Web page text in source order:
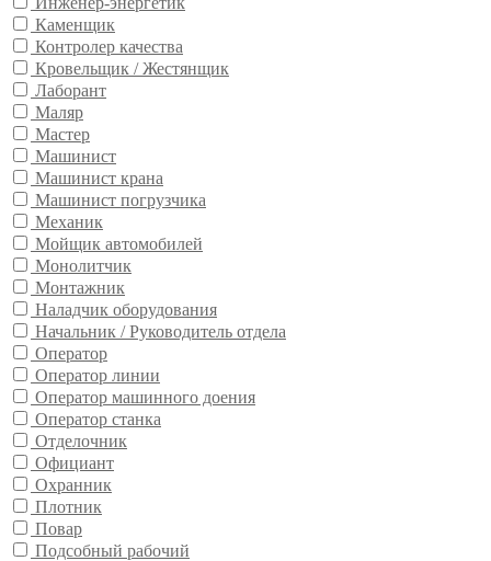
Каменщик
Контролер качества
Кровельщик / Жестянщик
Лаборант
Маляр
Мастер
Машинист
Машинист крана
Машинист погрузчика
Механик
Мойщик автомобилей
Монолитчик
Монтажник
Наладчик оборудования
Начальник / Руководитель отдела
Оператор
Оператор линии
Оператор машинного доения
Оператор станка
Отделочник
Официант
Охранник
Плотник
Повар
Подсобный рабочий